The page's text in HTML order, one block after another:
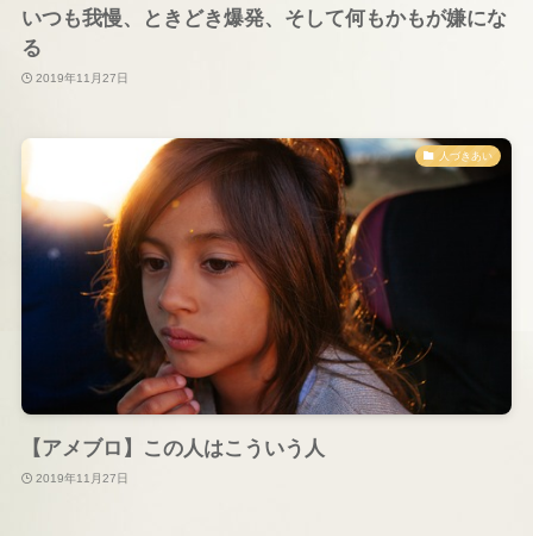
いつも我慢、ときどき爆発、そして何もかもが嫌にな
る
2019年11月27日
人づきあい
【アメブロ】この人はこういう人
2019年11月27日